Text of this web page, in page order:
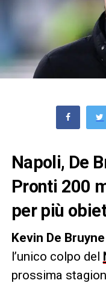
Napoli, De
Pronti 200
per più
Kevin De Bruyne
l’unico colpo del
prossima